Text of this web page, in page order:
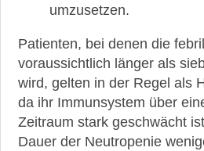
umzusetzen.
Patienten, bei denen die
voraussichtlich länger als
wird, gelten in der Regel als
da ihr Immunsystem über
Zeitraum stark geschwächt
Dauer der Neutropenie